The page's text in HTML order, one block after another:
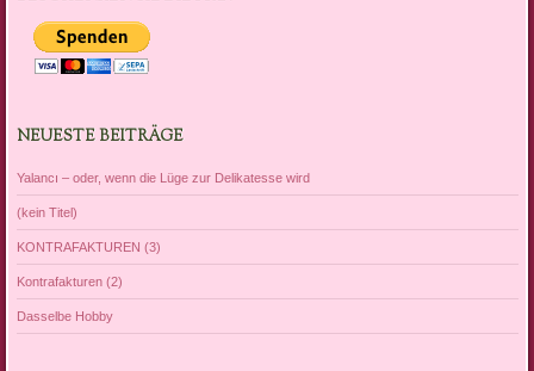
NEUESTE BEITRÄGE
Yalancı – oder, wenn die Lüge zur Delikatesse wird
(kein Titel)
KONTRAFAKTUREN (3)
Kontrafakturen (2)
Dasselbe Hobby